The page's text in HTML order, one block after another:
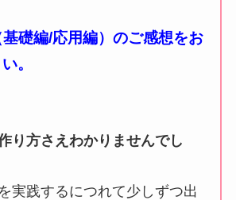
礎編/応用編）のご感想をお
。
り方さえわかりませんでし
実践するにつれて少しずつ出